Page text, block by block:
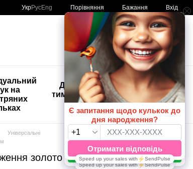
УкрРусEng Порівняння Бажання Вхід
Мій кошик
на
Дитяче
тимчасове
тату
🚨🚨🚨
Розпродаж
Кульки з
друком😀
🎈
Універсальні
золото (1шт) 16 см